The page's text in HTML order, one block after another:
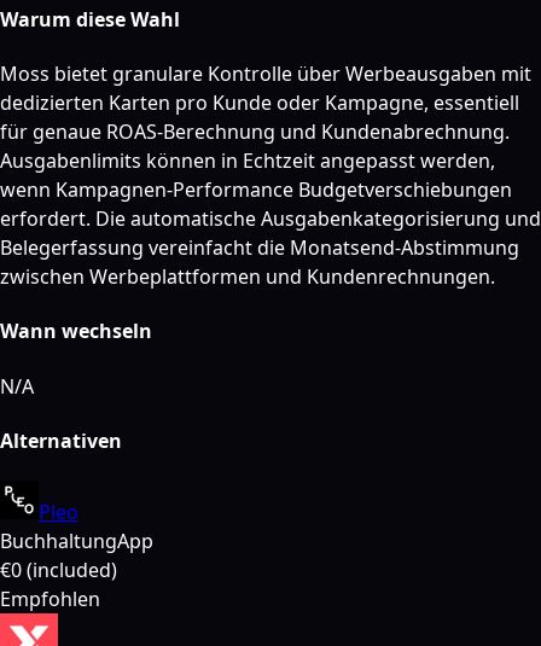
Warum diese Wahl
Moss bietet granulare Kontrolle über Werbeausgaben mit
dedizierten Karten pro Kunde oder Kampagne, essentiell
für genaue ROAS-Berechnung und Kundenabrechnung.
Ausgabenlimits können in Echtzeit angepasst werden,
wenn Kampagnen-Performance Budgetverschiebungen
erfordert. Die automatische Ausgabenkategorisierung und
Belegerfassung vereinfacht die Monatsend-Abstimmung
zwischen Werbeplattformen und Kundenrechnungen.
Wann wechseln
N/A
Alternativen
Pleo
BuchhaltungApp
€0 (included)
Empfohlen